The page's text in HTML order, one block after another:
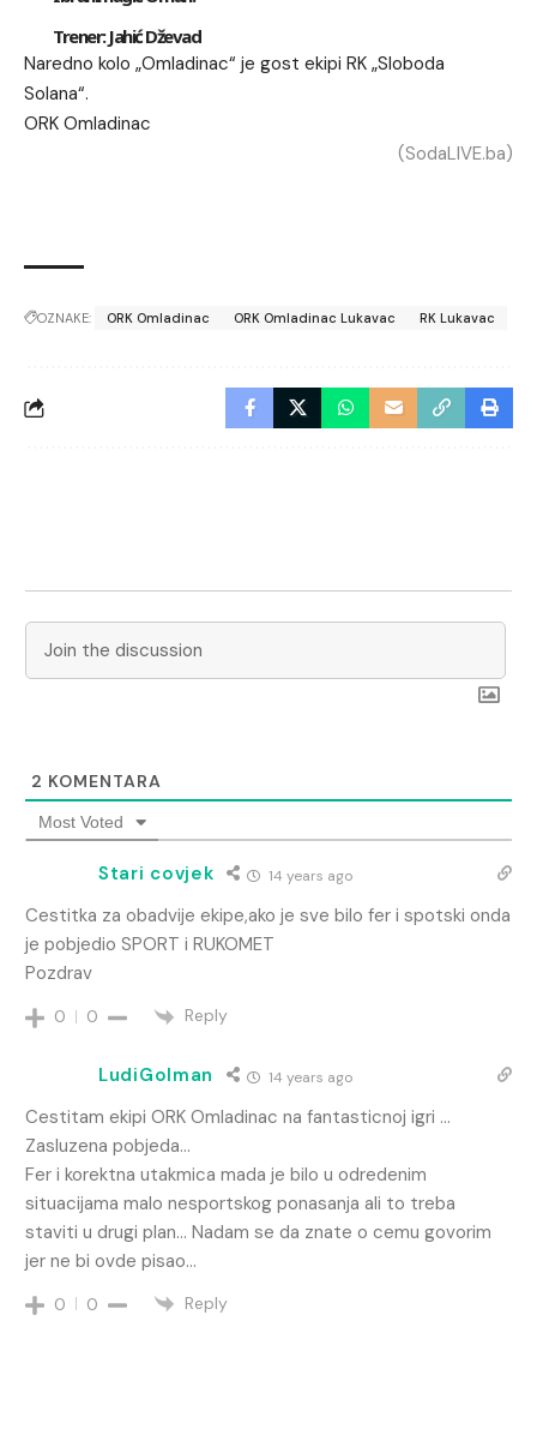
Trener:Jahić Dževad
Naredno kolo „Omladinac“ je gost ekipi RK „Sloboda
Solana“.
ORK Omladinac
(SodaLIVE.ba)
OZNAKE: ORK Omladinac ORK Omladinac Lukavac RK Lukavac
2 KOMENTARA
Most Voted
Stari covjek 14 years ago
Cestitka za obadvije ekipe,ako je sve bilo fer i spotski onda
je pobjedio SPORT i RUKOMET
Pozdrav
0 0 Reply
LudiGolman 14 years ago
Cestitam ekipi ORK Omladinac na fantasticnoj igri …
Zasluzena pobjeda…
Fer i korektna utakmica mada je bilo u odredenim
situacijama malo nesportskog ponasanja ali to treba
staviti u drugi plan… Nadam se da znate o cemu govorim
jer ne bi ovde pisao…
0 0 Reply